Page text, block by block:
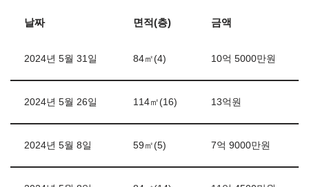
날짜 면적(층) 금액
2024년 5월 31일 84㎡(4) 10억 5000만원
2024년 5월 26일 114㎡(16) 13억원
2024년 5월 8일 59㎡(5) 7억 9000만원